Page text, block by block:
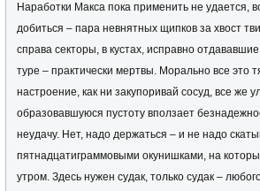
Наработки Макса пока применить не удается,
добиться – пара невнятных щипков за хвост
справа секторы, в кустах, исправно
туре – практически мертвы. Морально все это
настроение, как ни закупоривай сосуд, все же
образовавшуюся пустоту вползает
неудачу. Нет, надо держаться – и не надо
пятнадцатиграммовыми окунишками, на
утром. Здесь нужен судак, только судак –